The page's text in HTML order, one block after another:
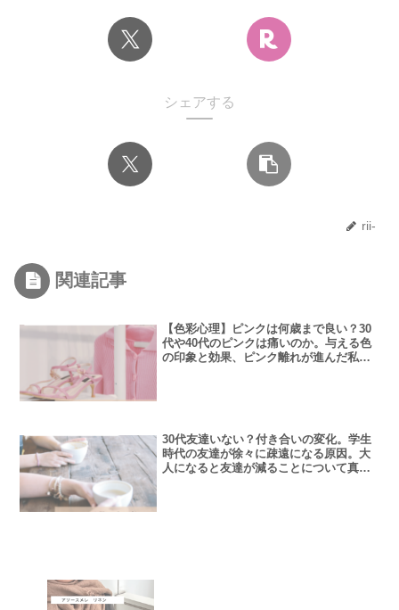
シェアする
rii-
関連記事
【色彩心理】ピンクは何歳まで良い？30
代や40代のピンクは痛いのか。与える色
の印象と効果、ピンク離れが進んだ私の
30代友達いない？付き合いの変化。学生
時代の友達が徐々に疎遠になる原因。大
人になると友達が減ることについて真面